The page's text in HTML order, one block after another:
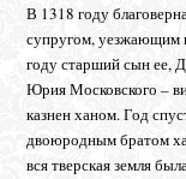
В 1318 году
супругом, уезжающим
году старший сын ее,
Юрия Московского –
казнен ханом. Год
двоюродным братом
вся тверская земля